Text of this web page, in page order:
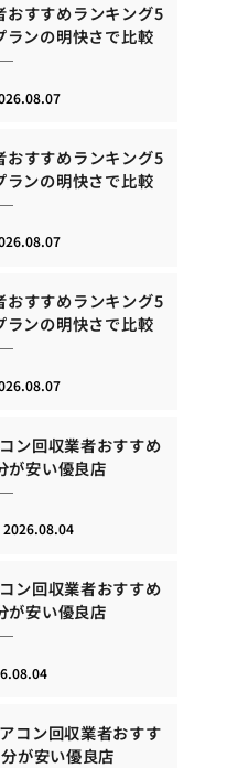
おすすめランキング5
ンの明快さで比較
おすすめランキング5
ンの明快さで比較
おすすめランキング5
ンの明快さで比較
ン回収業者おすすめ
が安い優良店
2026.08.04
ン回収業者おすすめ
が安い優良店
コン回収業者おすす
が安い優良店